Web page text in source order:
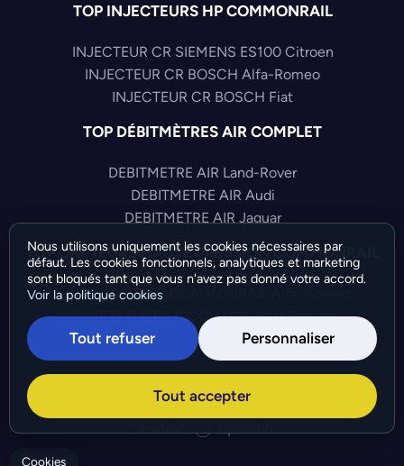
TOP INJECTEURS HP COMMONRAIL
INJECTEUR CR SIEMENS ES100 Citroen
INJECTEUR CR BOSCH Alfa-Romeo
INJECTEUR CR BOSCH Fiat
TOP DÉBITMÈTRES AIR COMPLET
DEBITMETRE AIR Land-Rover
DEBITMETRE AIR Audi
DEBITMETRE AIR Jaguar
TOP CAPTEURS HAUTE PRESSION COMMONRAIL
CAPTEUR PRESS COMMONRAIL Alfa-Romeo
CAPTEUR PRESS COMMONRAIL Toyota
CAPTEUR PRESS COMMONRAIL Citroen
©Bresch SAS - Copyright 2026 - Tous droits réservés -
Préférences de cookies-Gérer mes cookies
Cookies
Nous utilisons uniquement les cookies nécessaires par
défaut. Les cookies fonctionnels, analytiques et marketing
sont bloqués tant que vous n'avez pas donné votre accord.
Voir la politique cookies
Tout refuser Personnaliser
Tout accepter